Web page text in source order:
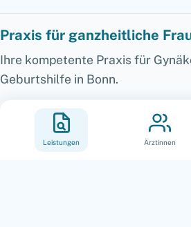
Praxis für ganzheitliche
Ihre kompetente Praxis für
Geburtshilfe in Bonn.
Leistungen Ärztinnen